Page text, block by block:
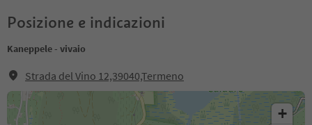
Posizione e indicazioni
Kaneppele - vivaio
Strada del Vino 12,39040,Termeno
+